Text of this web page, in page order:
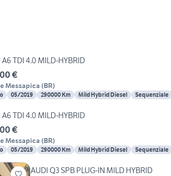
AUDI A6 TDI 4.0 MILD-HYBRID
€
Messapica (BR)
05/2019 290000 Km Mild Hybrid Diesel Sequenziale
AUDI A6 TDI 4.0 MILD-HYBRID
€
Messapica (BR)
05/2019 290000 Km Mild Hybrid Diesel Sequenziale
AUDI Q3 SPB PLUG-IN MILD HYBRID